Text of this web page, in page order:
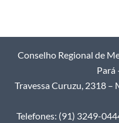
Conselho Regional de
Pará
Travessa Curuzu, 2318 –
Telefones: (91) 3249-